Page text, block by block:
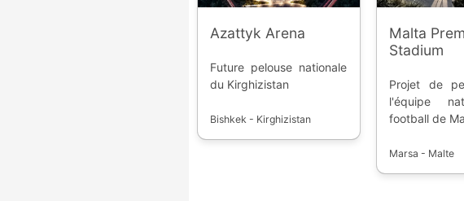
Azattyk Arena
Future pelouse nationale
du Kirghizistan
Bishkek - Kirghizistan
Malta
Stadium
Projet de
l'équipe
football de
Marsa - Malte